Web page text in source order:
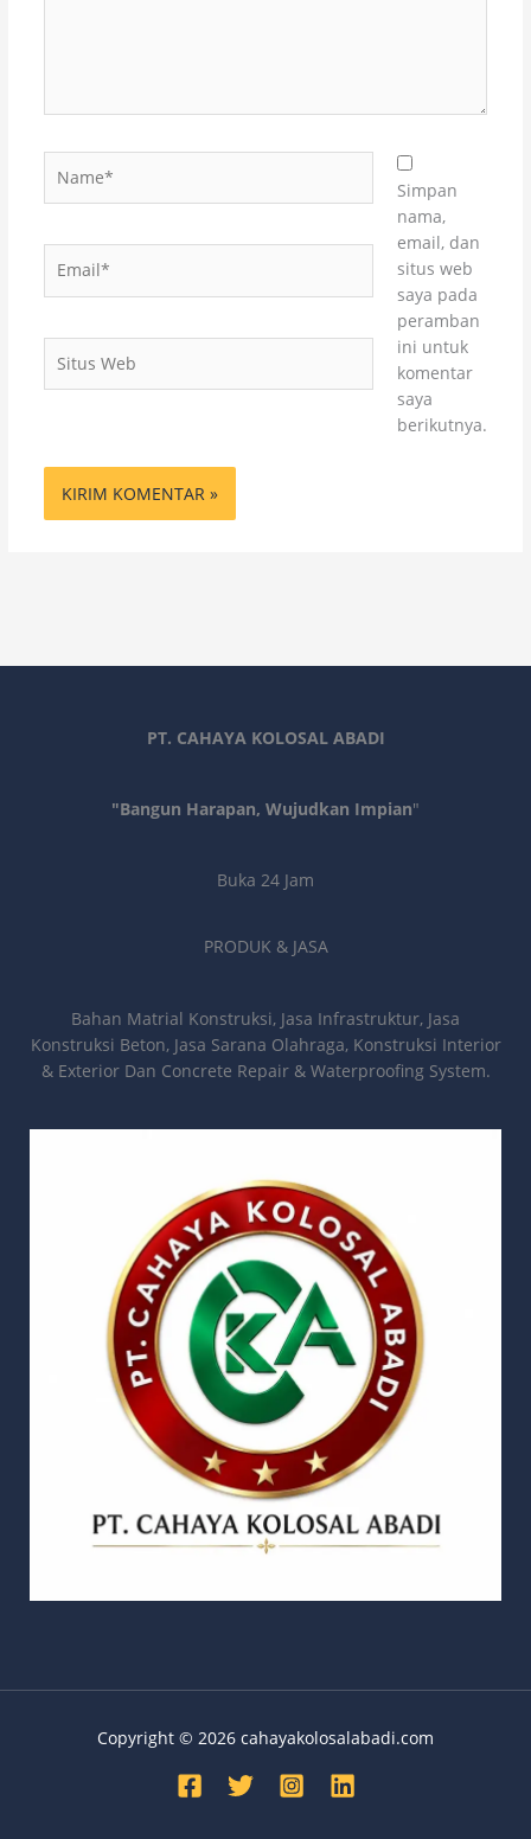
Web
Simpan
nama,
email, dan
situs web
saya pada
peramban
ini untuk
komentar
saya
berikutnya.
PT. CAHAYA KOLOSAL ABADI
"Bangun Harapan, Wujudkan Impian"
Buka 24 Jam
PRODUK & JASA
Bahan Matrial Konstruksi, Jasa Infrastruktur, Jasa
Konstruksi Beton, Jasa Sarana Olahraga, Konstruksi Interior
& Exterior Dan Concrete Repair & Waterproofing System.
Copyright © 2026 cahayakolosalabadi.com